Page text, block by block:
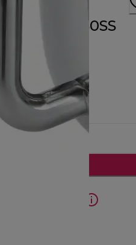
KXT750SS